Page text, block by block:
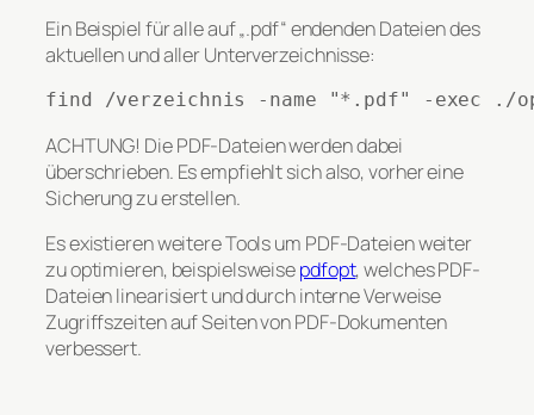
Ein Beispiel für alle auf „.pdf“ endenden Dateien des
aktuellen und aller Unterverzeichnisse:
find /verzeichnis -name "*.pdf" -exec
ACHTUNG! Die PDF-Dateien werden dabei
überschrieben. Es empfiehlt sich also, vorher eine
Sicherung zu erstellen.
Es existieren weitere Tools um PDF-Dateien weiter
zu optimieren, beispielsweisepdfopt, welches PDF-
Dateien linearisiert und durch interne Verweise
Zugriffszeiten auf Seiten von PDF-Dokumenten
verbessert.